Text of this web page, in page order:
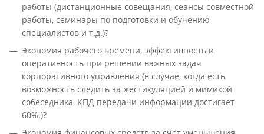
работы (дистанционные совещания, сеансы совместной
работы, семинары по подготовки и обучению
специалистов и т.д.)?
Экономия рабочего времени, эффективность и
оперативность при решении важных задач
корпоративного управления (в случае, когда есть
возможность следить за жестикуляцией и мимикой
собеседника, КПД передачи информации достигает
60%.)?